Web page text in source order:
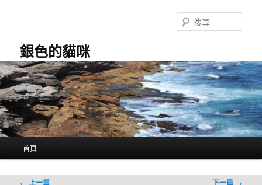
容
銀色的貓咪
尋
首頁
文
← 上一篇 下一篇 →